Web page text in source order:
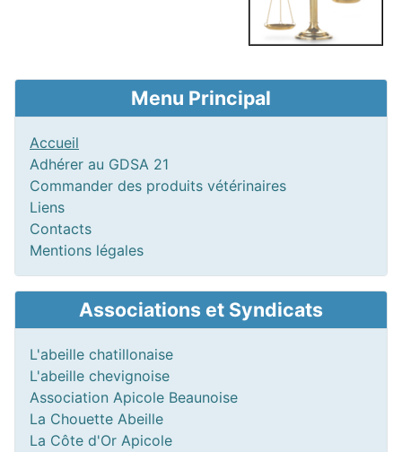
Menu Principal
Accueil
Adhérer au GDSA 21
Commander des produits vétérinaires
Liens
Contacts
Mentions légales
Associations et Syndicats
L'abeille chatillonaise
L'abeille chevignoise
Association Apicole Beaunoise
La Chouette Abeille
La Côte d'Or Apicole